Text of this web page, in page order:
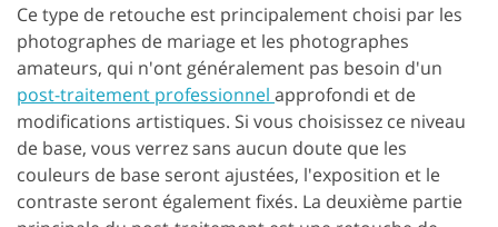
Ce type de retouche est principalement choisi par les
photographes de mariage et les photographes
amateurs, qui n'ont généralement pas besoin d'un
post-traitement professionnel approfondi et de
modifications artistiques. Si vous choisissez ce niveau
de base, vous verrez sans aucun doute que les
couleurs de base seront ajustées, l'exposition et le
contraste seront également fixés. La deuxième partie